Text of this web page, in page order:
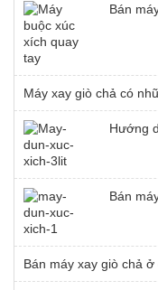
Bán
Máy xay giò chả có
Hướng
Bán
Bán máy xay giò chả